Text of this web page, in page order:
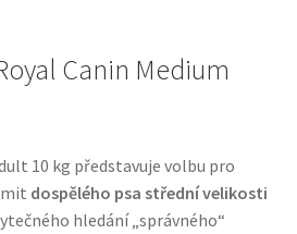
Canin Medium
10 kg představuje volbu pro
dospělého psa střední velikosti
hledání „správného“